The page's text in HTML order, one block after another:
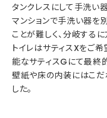
タンクレスにして手洗い
マンションで手洗い器を
ことが難しく、分岐する
トイレはサティスXをご
能なサティスGにて最終
壁紙や床の内装にはこだ
した。